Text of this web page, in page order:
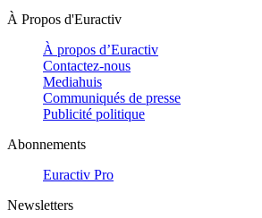
À Propos d'Euractiv
À propos d’Euractiv
Contactez-nous
Mediahuis
Communiqués de presse
Publicité politique
Abonnements
Euractiv Pro
Newsletters